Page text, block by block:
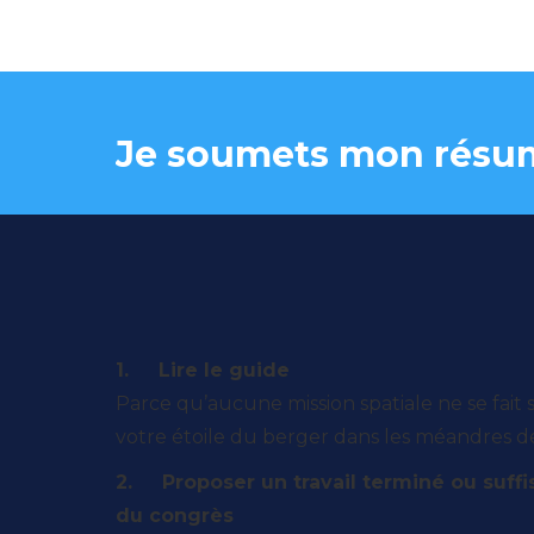
Je soumets mon
1. Lire le guide
Parce qu’aucune mission spatiale ne se
votre étoile du berger dans les méandres
2. Proposer un travail terminé ou
du congrès